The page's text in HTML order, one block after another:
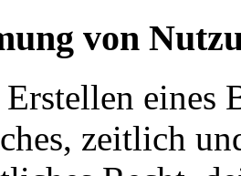
von
eines
zeitlich